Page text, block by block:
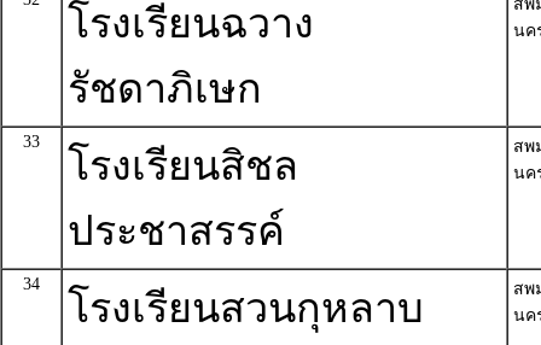
โรงเรียนฉวาง
รัชดาภิเษก
สพ
นค
33
โรงเรียนสิชล
ประชาสรรค์
สพ
นค
34
โรงเรียนสวนกุหลาบ
สพ
นค